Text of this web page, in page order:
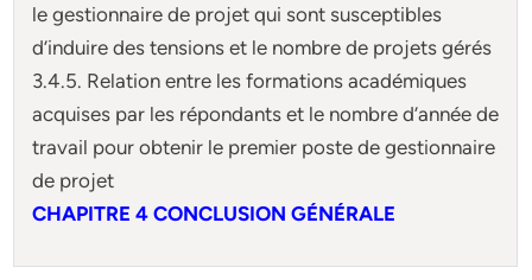
le gestionnaire de projet qui sont susceptibles
d’induire des tensions et le nombre de projets gérés
3.4.5. Relation entre les formations académiques
acquises par les répondants et le nombre d’année de
travail pour obtenir le premier poste de gestionnaire
de projet
CHAPITRE 4 CONCLUSION GÉNÉRALE